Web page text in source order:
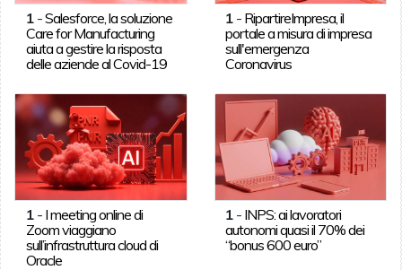
1-Salesforce, la soluzione
Care for Manufacturing
aiuta a gestire la risposta
delle aziende al Covid-19
1 - RipartireImpresa, il
portale a misura di impresa
sull'emergenza
Coronavirus
1- I meeting online di
Zoom viaggiano
sull’infrastruttura cloud di
Oracle
1 - INPS: ai lavoratori
autonomi quasi il 70% dei
“bonus 600 euro”